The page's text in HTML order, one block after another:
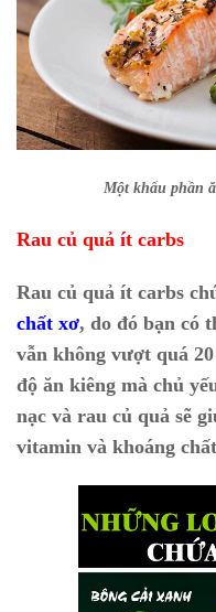
Một khẩu phần
Rau củ quả ít carbs
Rau củ quả ít carbs
chất xơ, do đó bạn có
vẫn không vượt quá
độ ăn kiêng mà chủ
nạc và rau củ quả sẽ
vitamin và khoáng